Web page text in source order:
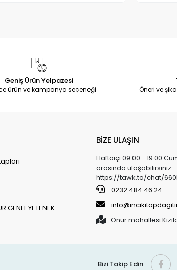
Geniş Ürün Yelpazesi
ürün ve kampanya seçeneği Öneri ve
GENEL YETENEK
BİZE ULAŞIN
Haftaiçi 09:00 - 19:00
arasında ulaşabilirsiniz.
https://tawk.to/chat/
0232 484 46 24
Onur mahallesi
Bizi Takip Edin